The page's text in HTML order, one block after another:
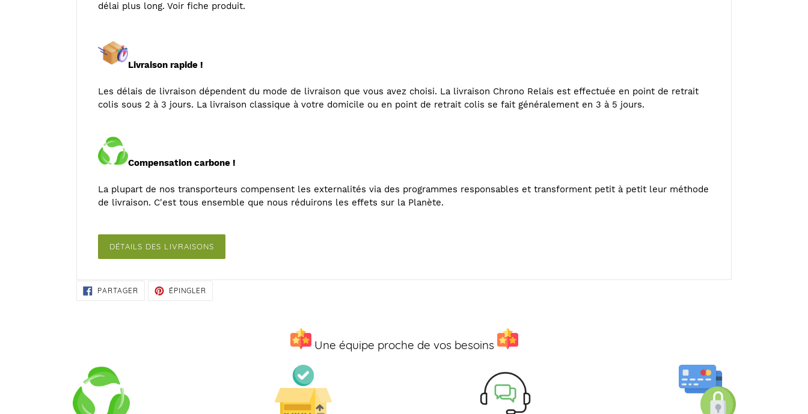
délai plus long. Voir fiche produit.
Livraison rapide !
Les délais de livraison dépendent du mode de livraison que vous avez choisi. La livraison Chrono Relais est effectuée en point de retrait
colis sous 2 à 3 jours. La livraison classique à votre domicile ou en point de retrait colis se fait généralement en 3 à 5 jours.
Compensation carbone !
La plupart de nos transporteurs compensent les externalités via des programmes responsables et transforment petit à petit leur méthode
de livraison. C'est tous ensemble que nous réduirons les effets sur la Planète.
DÉTAILS DES LIVRAISONS
PARTAGER PARTAGER
SUR
ÉPINGLER
Une équipe proche de vos besoins